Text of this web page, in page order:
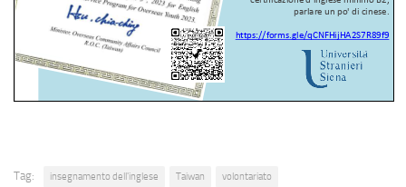
Tag: insegnamento dell'inglese Taiwan volontariato